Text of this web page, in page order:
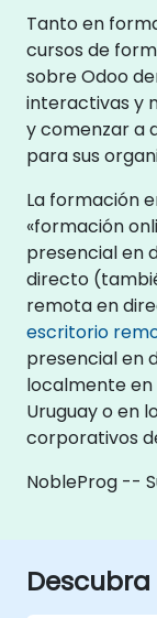
Tanto en
cursos de
sobre Odoo
interactivas y
y comenzar a
para sus
La formación
«formación
presencial en
directo
remota en
escritorio
presencial en
localmente en
Uruguay o en
corporativos
NobleProg --